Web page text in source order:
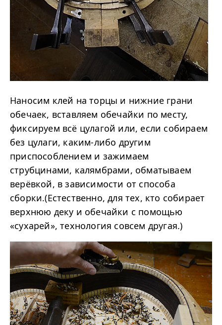
Наносим клей на торцы и нижние грани
обечаек, вставляем обечайки по месту,
фиксируем всё цулагой или, если собираем
без цулаги, каким-либо другим
приспособлением и зажимаем
струбцинами, калямбрами, обматываем
верёвкой, в зависимости от способа
сборки.(Естественно, для тех, кто собирает
верхнюю деку и обечайки с помощью
«сухарей», технология совсем другая.)